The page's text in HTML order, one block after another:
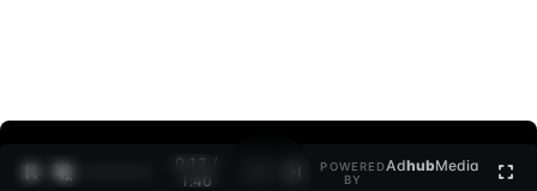
0:13 /
1:40
POWERED
BY
AdhubMedia